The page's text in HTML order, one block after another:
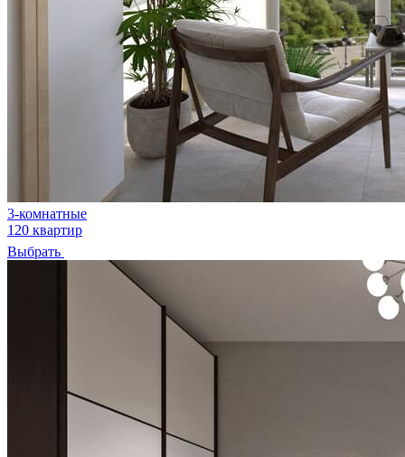
3-комнатные
120 квартир
Выбрать